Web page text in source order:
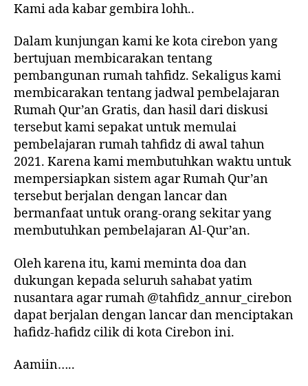
Kami ada kabar gembira lohh..
Dalam kunjungan kami ke kota cirebon yang
bertujuan membicarakan tentang
pembangunan rumah tahfidz. Sekaligus kami
membicarakan tentang jadwal pembelajaran
Rumah Qur’an Gratis, dan hasil dari diskusi
tersebut kami sepakat untuk memulai
pembelajaran rumah tahfidz di awal tahun
2021. Karena kami membutuhkan waktu untuk
mempersiapkan sistem agar Rumah Qur’an
tersebut berjalan dengan lancar dan
bermanfaat untuk orang-orang sekitar yang
membutuhkan pembelajaran Al-Qur’an.
Oleh karena itu, kami meminta doa dan
dukungan kepada seluruh sahabat yatim
nusantara agar rumah @tahfidz_annur_cirebon
dapat berjalan dengan lancar dan menciptakan
hafidz-hafidz cilik di kota Cirebon ini.
Aamiin…..